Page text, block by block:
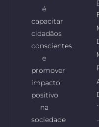
é
capacitar
cidadãos
conscientes
e
promover
impacto
positivo
na
sociedade